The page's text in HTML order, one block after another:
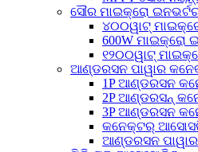
ସୌର ମାଇକ୍ରୋ
୪୦୦ୱାଟ୍
600W ମାଇକ୍ରୋ
୧୨୦୦ୱାଟ୍
ଆଣ୍ଡରସନ ପାୱାର
1P ଆଣ୍ଡରସନ
2P ଆଣ୍ଡରସନ୍
3P ଆଣ୍ଡରସନ
କନେକ୍ଟର୍
ଆଣ୍ଡରସନ